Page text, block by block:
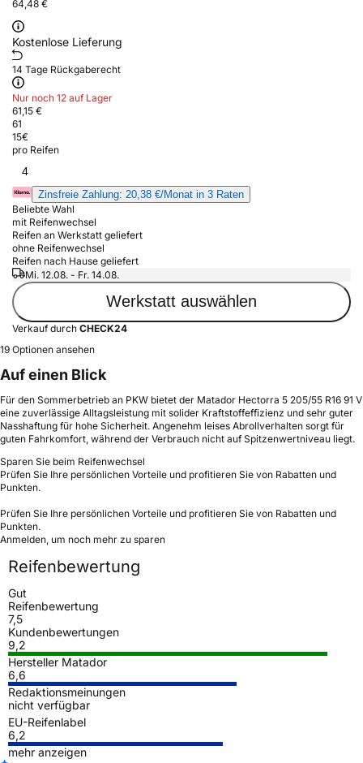
64,48 €
Kostenlose Lieferung
14 Tage Rückgaberecht
Nur noch 12 auf Lager
61,15 €
61
15€
pro Reifen
4
Zinsfreie Zahlung: 20,38 €/Monat in 3 Raten
Beliebte Wahl
mit Reifenwechsel
Reifen an Werkstatt geliefert
ohne Reifenwechsel
Reifen nach Hause geliefert
Mi. 12.08. - Fr. 14.08.
Werkstatt auswählen
Verkauf durch CHECK24
19 Optionen ansehen
Auf einen Blick
Für den Sommerbetrieb an PKW bietet der Matador Hectorra 5 205/55 R16 91 V
eine zuverlässige Alltagsleistung mit solider Kraftstoffeffizienz und sehr guter
Nasshaftung für hohe Sicherheit. Angenehm leises Abrollverhalten sorgt für
guten Fahrkomfort, während der Verbrauch nicht auf Spitzenwertniveau liegt.
Sparen Sie beim Reifenwechsel
Prüfen Sie Ihre persönlichen Vorteile und profitieren Sie von Rabatten und
Punkten.
Prüfen Sie Ihre persönlichen Vorteile und profitieren Sie von Rabatten und
Punkten.
Anmelden, um noch mehr zu sparen
Reifenbewertung
Gut
Reifenbewertung
7,5
Kundenbewertungen
9,2
Hersteller Matador
6,6
Redaktionsmeinungen
nicht verfügbar
EU-Reifenlabel
6,2
mehr anzeigen